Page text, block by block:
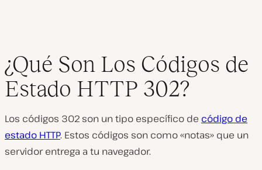
¿Qué Son Los Códigos de
Estado HTTP 302?
Los códigos 302 son un tipo específico de código de
estado HTTP. Estos códigos son como «notas» que un
servidor entrega a tu navegador.